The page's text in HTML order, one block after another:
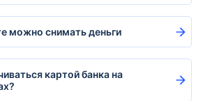
можно снимать деньги
картой банка на